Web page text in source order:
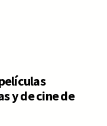
y de cine de